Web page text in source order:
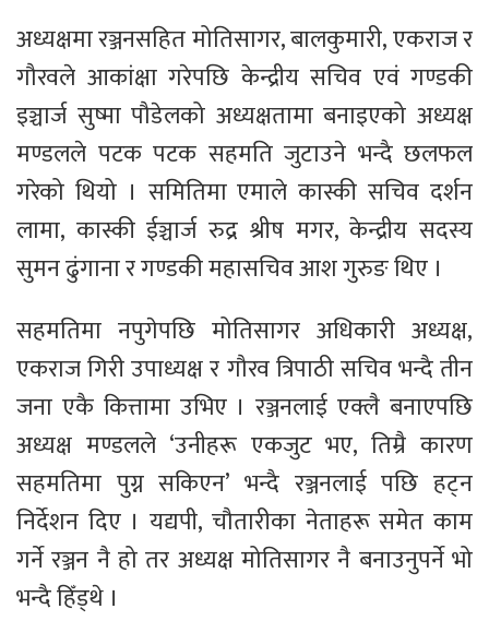
अध्यक्षमा रञ्जनसहित मोतिसागर, बालकुमारी, एकराज र
गौरवले आकांक्षा गरेपछि केन्द्रीय सचिव एवं गण्डकी
इञ्चार्ज सुष्मा पौडेलको अध्यक्षतामा बनाइएको अध्यक्ष
मण्डलले पटक पटक सहमति जुटाउने भन्दै छलफल
गरेको थियो । समितिमा एमाले कास्की सचिव दर्शन
लामा, कास्की ईञ्चार्ज रुद्र श्रीष मगर, केन्द्रीय सदस्य
सुमन ढुंगाना र गण्डकी महासचिव आश गुरुङ थिए ।
सहमतिमा नपुगेपछि मोतिसागर अधिकारी अध्यक्ष,
एकराज गिरी उपाध्यक्ष र गौरव त्रिपाठी सचिव भन्दै तीन
जना एकै कित्तामा उभिए । रञ्जनलाई एक्लै बनाएपछि
अध्यक्ष मण्डलले ‘उनीहरू एकजुट भए, तिम्रै कारण
सहमतिमा पुग्न सकिएन’ भन्दै रञ्जनलाई पछि हट्न
निर्देशन दिए । यद्यपी, चौतारीका नेताहरू समेत काम
गर्ने रञ्जन नै हो तर अध्यक्ष मोतिसागर नै बनाउनुपर्ने भो
भन्दै हिँड्थे ।